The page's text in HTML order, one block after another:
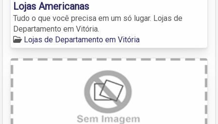
Lojas Americanas
Tudo o que você precisa em um só lugar. Lojas de
Departamento em Vitória.
Lojas de Departamento em Vitória